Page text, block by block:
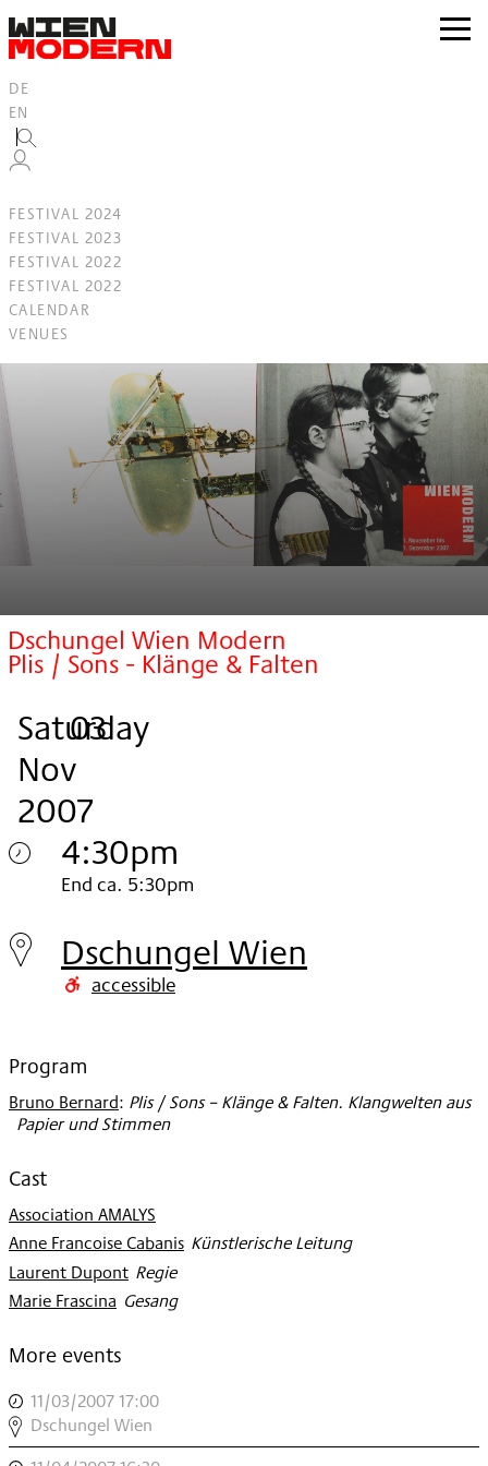
springen
zur
DE
EN
FESTIVAL 2024
FESTIVAL 2023
FESTIVAL 2022
FESTIVAL 2022
CALENDAR
VENUES
Dschungel Wien Modern
Plis / Sons - Klänge & Falten
Saturday
, 03
.
Nov
2007
.
4:30pm
Saturday
03.
Nov
End ca. 5:30pm
Dschungel Wien
accessible
Program
Bruno Bernard: Plis / Sons – Klänge & Falten. Klangwelten aus
Papier und Stimmen
Cast
Association AMALYS
Anne Francoise Cabanis
: Künstlerische Leitung
Laurent Dupont
: Regie
Marie Frascina: Gesang
More events
11/03/2007 17:00
DSCHUNGEL
WIEN
Dschungel Wien